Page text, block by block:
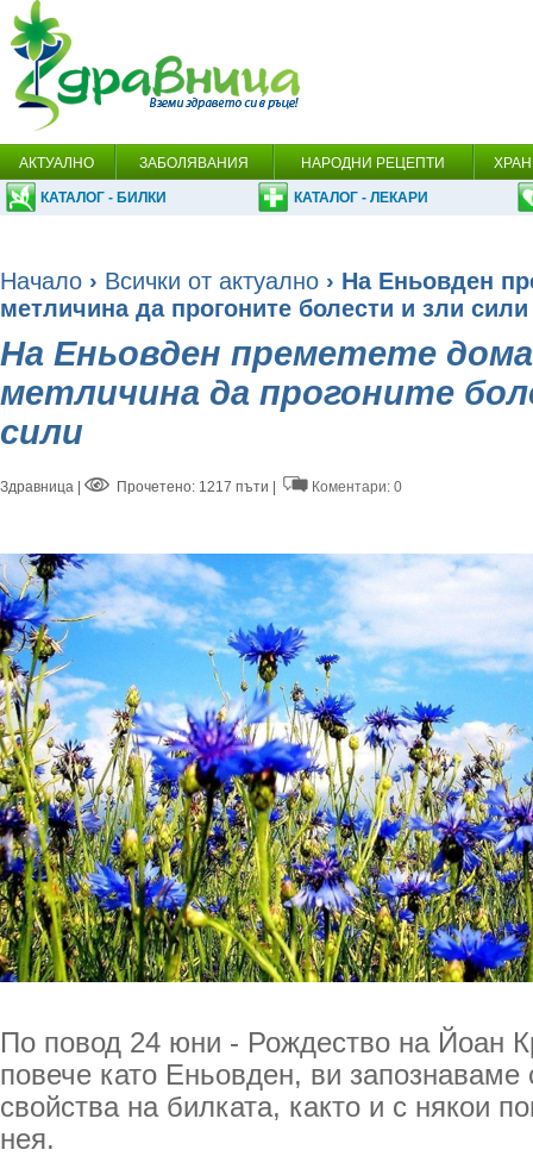
АКТУАЛНО ЗАБОЛЯВАНИЯ НАРОДНИ РЕЦЕПТИ
КАТАЛОГ - БИЛКИ КАТАЛОГ - ЛЕКАРИ
Начало › Всички от актуално › На Еньовден
метличина да прогоните болести и зли сили
На Еньовден преметете
метличина да прогоните
сили
Здравница Прочетено: 1217 пъти | Коментари: 0
По повод 24 юни - Рождество на Йоан
повече като Еньовден, ви запознаваме
свойства на билката, както и с някои
нея.